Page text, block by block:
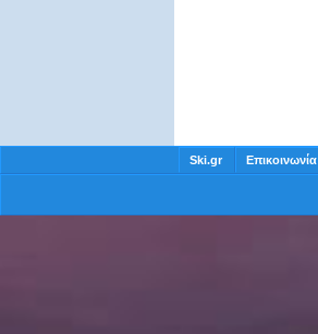
Ski.gr Επικοινωνία